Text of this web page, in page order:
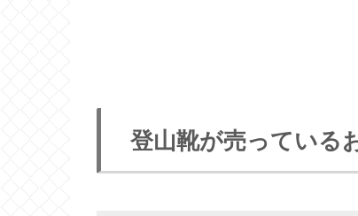
登山靴が売っている